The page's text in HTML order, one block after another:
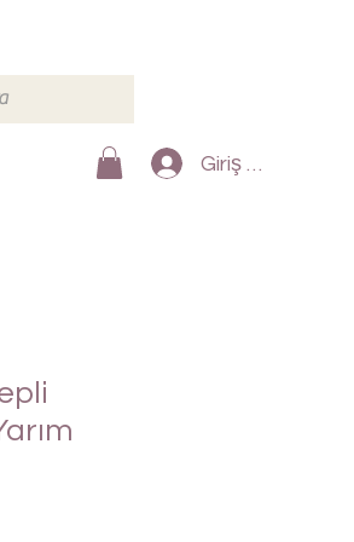
Giriş Yap